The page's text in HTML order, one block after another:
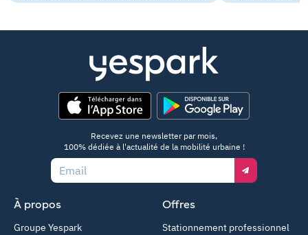
Recevez une newsletter par mois,
100% dédiée à l'actualité de la mobilité urbaine !
À propos
Groupe Yespark
Offres
Stationnement professionnel